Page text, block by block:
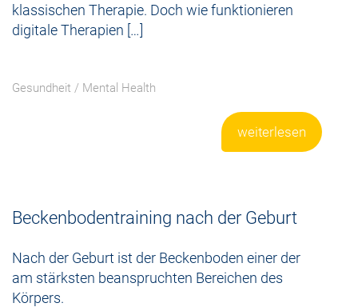
klassischen Therapie. Doch wie funktionieren
digitale Therapien […]
Gesundheit / Mental Health
weiterlesen
Beckenbodentraining nach der Geburt
Nach der Geburt ist der Beckenboden einer der
am stärksten beanspruchten Bereichen des
Körpers.